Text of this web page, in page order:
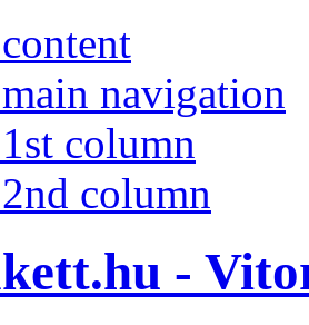
navigation
column
column
-